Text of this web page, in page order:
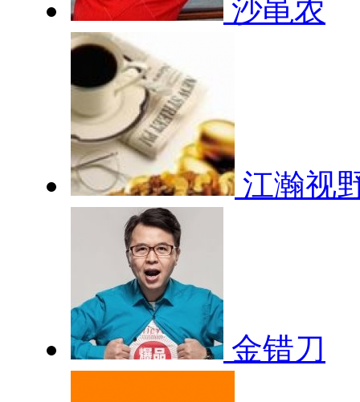
沙黾农
江瀚视
金错刀